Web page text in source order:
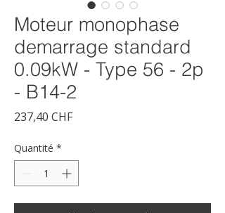
Moteur monophase
demarrage standard
0.09kW - Type 56 - 2p
- B14-2
237,40 CHFPrix
Quantité *